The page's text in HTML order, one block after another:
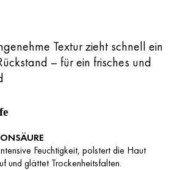
Textur zieht schnell ein
– für ein frisches und
Feuchtigkeit, polstert die Haut
und glättet Trockenheitsfalten.